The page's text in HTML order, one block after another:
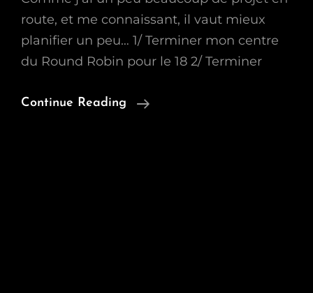
route, et me connaissant, il vaut mieux
planifier un peu… 1/ Terminer mon centre
du Round Robin pour le 18 2/ Terminer
Continue Reading
Planning